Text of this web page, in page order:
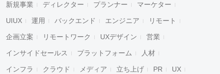
新規事業 ディレクター プランナー マーケター
UIUX 運用 バックエンド エンジニア リモート
企画立案 リモートワーク UXデザイン 営業
インサイドセールス プラットフォーム 人材
インフラ クラウド メディア 立ち上げ PR UX